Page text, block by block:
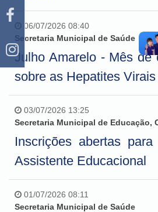
06/07/2026 08:40
Secretaria Municipal de Saúde
Julho Amarelo - Mês de
sobre as Hepatites Virais
03/07/2026 13:25
Secretaria Municipal de Educação,
Inscrições abertas
Assistente Educacional
01/07/2026 08:11
Secretaria Municipal de Saúde